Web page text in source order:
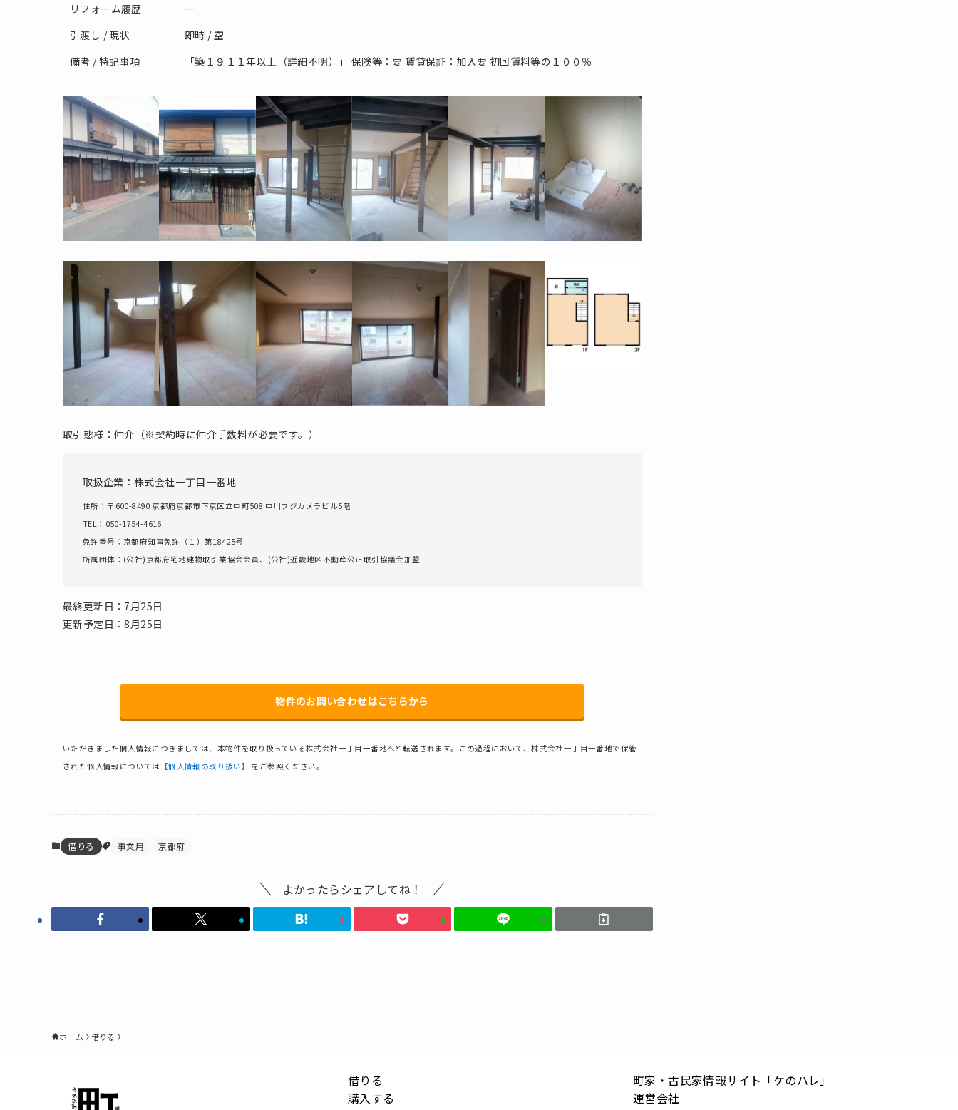
リフォーム履歴
ー
引渡し / 現状
即時 / 空
備考 / 特記事項
「築１９１１年以上（詳細不明）」 保険等：要 賃貸保証：加入要 初回賃料等の１００％
取引態様：仲介（※契約時に仲介手数料が必要です。）
取扱企業：株式会社一丁目一番地
住所：〒600-8490 京都府京都市下京区立中町508 中川フジカメラビル5階
TEL：050-1754-4616
免許番号：京都府知事免許（１）第18425号
所属団体：(公社)京都府宅地建物取引業協会会員、(公社)近畿地区不動産公正取引協議会加盟
最終更新日：7月25日
更新予定日：8月25日
物件のお問い合わせはこちらから
いただきました個人情報につきましては、本物件を取り扱っている株式会社一丁目一番地へと転送されます。この過程において、株式会社一丁目一番地で保管
された個人情報については 【個人情報の取り扱い】 をご参照ください。
借りる 事業用 京都府
よかったらシェアしてね！
ホーム 借りる
借りる
購入する
町家・古民家情報サイト「ケのハレ」
運営会社